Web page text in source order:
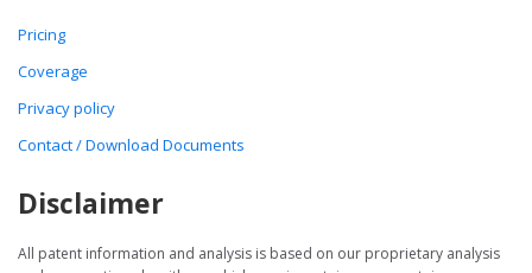
Pricing
Coverage
Privacy policy
Contact / Download Documents
Disclaimer
All patent information and analysis is based on our proprietary analysis